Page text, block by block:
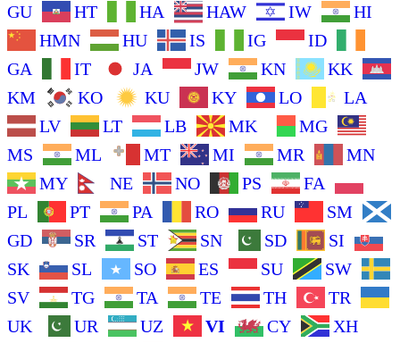
GU
HT HA HAW IW
HI
HMN
HU IS IG
ID
GA
IT JA JW KN
KK
KM
KO KU KY LO
LA
LV
LT LB MK
MG
MS
ML MT MI MR
MN
MY
NE NO PS
FA
PL
PT PA RO RU
SM
GD
SR ST SN SD
SI
SK
SL SO ES SU
SW
SV
TG TA TE TH
TR
UK
UR UZ VI CY
XH